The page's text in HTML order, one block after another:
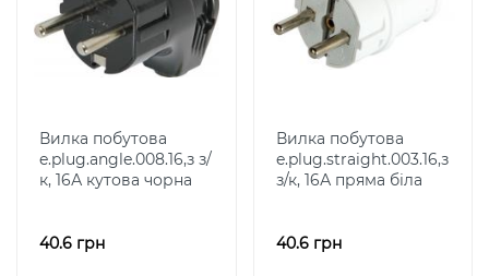
Вилка побутова
e.plug.angle.008.16,з з/
к, 16А кутова чорна
40.6 грн
Вилка побутова
e.plug.straight.003.16,з
з/к, 16А пряма біла
40.6 грн